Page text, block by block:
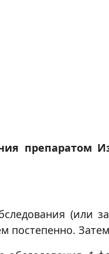
препаратом
(или